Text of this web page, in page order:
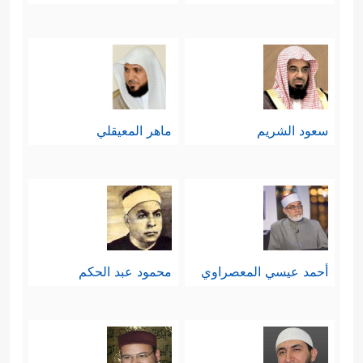
فرعونُ على بني إسرائيل حتى جعَلَهم
عبيدًا له
﴿وَتِلۡكَ نِعۡمَةࣱ تَمُنُّهَا عَلَیَّ أَنۡ عَبَّدتَّ بَنِیۤ
إِسۡرَ ٰ⁠ۤءِیلَ﴾.
الموضوع الأخطر والأهم:﴿قَالَ فِرۡعَوۡنُ وَمَا
رَبُّ ٱلۡعَـٰلَمِینَ﴾
، فأجابه موسىعليه السلام
مُّوقِنِینَ﴾، فالتفت فرعون إلى حاشيته
سعود الشريم ماهر المعيقلي
أحمد عيسي المعصراوي محمود عبد الحكم